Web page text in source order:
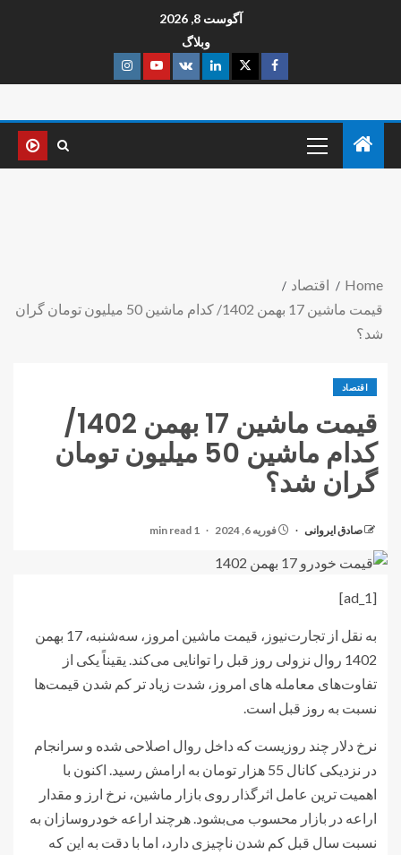
آگوست 8, 2026
وبلاگ
Home
اقتصاد
قیمت ماشین 17 بهمن 1402/ کدام ماشین 50 میلیون تومان گران
شد؟
اقتصاد
قیمت ماشین 17 بهمن 1402/
کدام ماشین 50 میلیون تومان
گران شد؟
صادق ایروانی فوریه 6, 2024 1 min read
[ad_1]
به نقل از تجارت‌نیوز، قیمت ماشین امروز، سه‌شنبه، 17 بهمن
1402 روال نزولی روز قبل را توانایی می‌کند. یقیناً یکی از
تفاوت‌های معامله های امروز، شدت زیاد تر کم شدن قیمت‌ها
نسبت به روز قبل است.
نرخ دلار چند روزیست که داخل روال اصلاحی شده و سرانجام
در نزدیکی کانال 55 هزار تومان به ارامش رسید. اکنون با
اهمیت ترین عامل اثرگذار روی بازار ماشین، نرخ ارز و مقدار
اراعه در بازار محسوب می‌بشود. هرچند اراعه خودروسازان به
نسبت سال قبل کم شدن ناچیزی دارد، اما با دقت به این که